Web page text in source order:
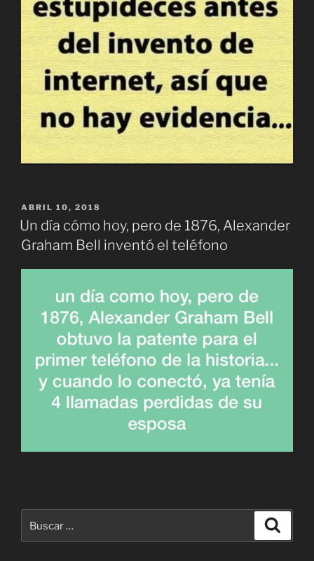
PUBLICADO
EL
ABRIL 10, 2018
Un día cómo hoy, pero de 1876, Alexander
Graham Bell inventó el teléfono
por: